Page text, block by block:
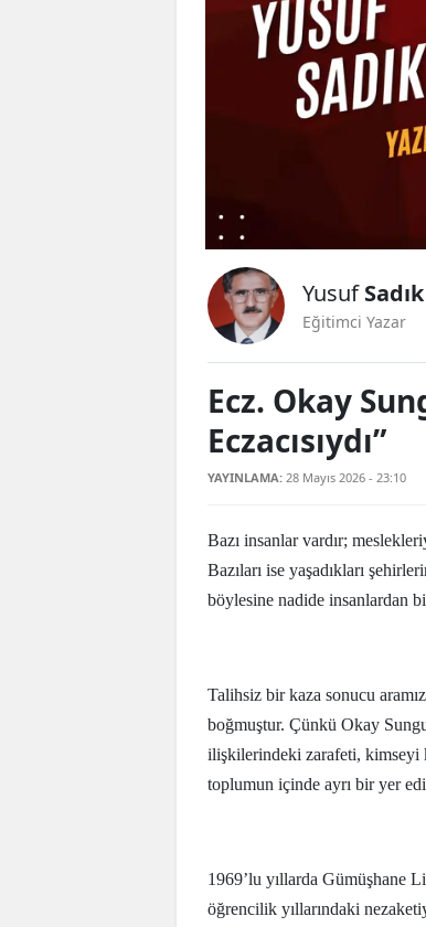
YusufSadık
Eğitimci Yazar
Ecz. Okay
Eczacısıydı”
YAYINLAMA: 28 Mayıs 2026 - 23:10
Bazı insanlar vardır;
Bazıları ise yaşadıkları
böylesine nadide insanlardan
Talihsiz bir kaza sonucu
boğmuştur. Çünkü Okay
ilişkilerindeki zarafeti, kimseyi
toplumun içinde ayrı bir yer
1969’lu yıllarda Gümüşhane
öğrencilik yıllarındaki